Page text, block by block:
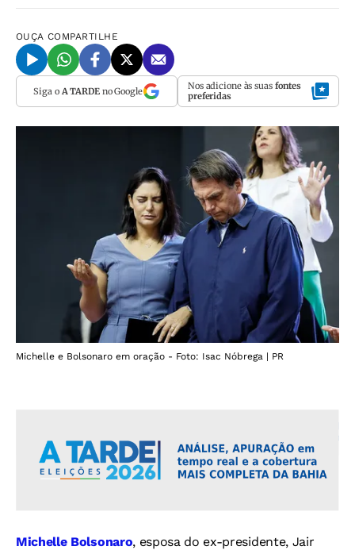
OUÇA COMPARTILHE
Siga o A TARDEno Google Nos adicione às suas fontes
preferidas
Michelle e Bolsonaro em oração - Foto: Isac Nóbrega | PR
Michelle Bolsonaro, esposa do ex-presidente, Jair